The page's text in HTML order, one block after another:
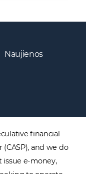
Naujienos
financial
and we do
issue e-money,